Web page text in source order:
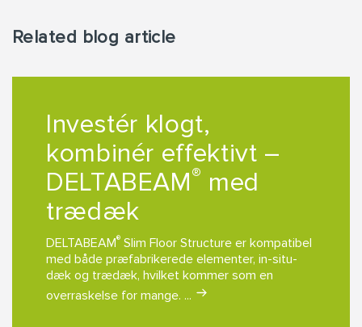
Related blog article
Investér klogt,
kombinér effektivt –
DELTABEAM® med
trædæk
DELTABEAM® Slim Floor Structure er kompatibel
med både præfabrikerede elementer, in-situ-
dæk og trædæk, hvilket kommer som en
overraskelse for mange. ...